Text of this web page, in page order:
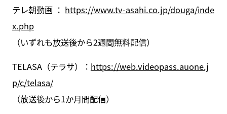
テレ朝動画 ： https://www.tv-asahi.co.jp/douga/inde
x.php
（いずれも放送後から2週間無料配信）
TELASA（テラサ）： https://web.videopass.auone.j
p/c/telasa/
（放送後から1か月間配信）